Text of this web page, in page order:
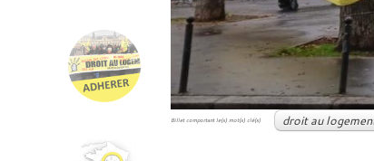
Billet comportant le(s) mot(s) clé(s) droit au